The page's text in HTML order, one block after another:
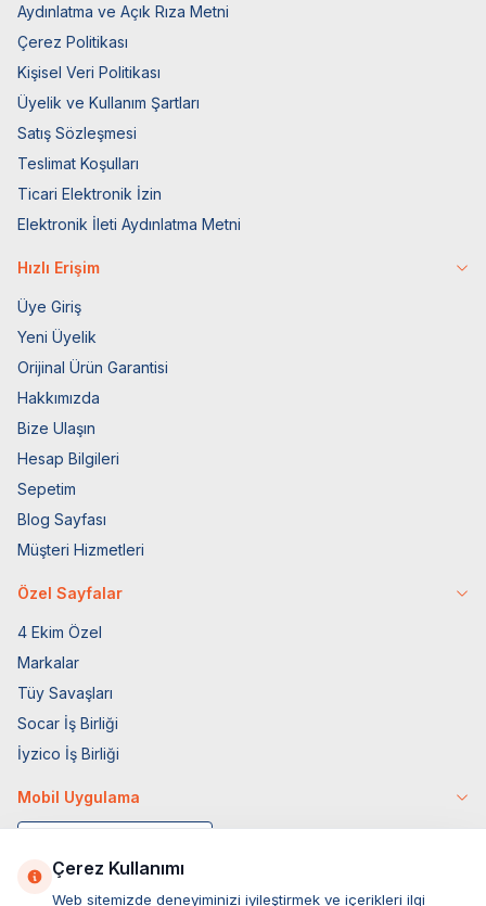
Aydınlatma ve Açık Rıza Metni
Çerez Politikası
Kişisel Veri Politikası
Üyelik ve Kullanım Şartları
Satış Sözleşmesi
Teslimat Koşulları
Ticari Elektronik İzin
Elektronik İleti Aydınlatma Metni
Hızlı Erişim
Üye Giriş
Yeni Üyelik
Orijinal Ürün Garantisi
Hakkımızda
Bize Ulaşın
Hesap Bilgileri
Sepetim
Blog Sayfası
Müşteri Hizmetleri
Özel Sayfalar
4 Ekim Özel
Markalar
Tüy Savaşları
Socar İş Birliği
İyzico İş Birliği
Mobil Uygulama
Çerez Kullanımı
Web sitemizde deneyiminizi iyileştirmek ve içerikleri ilgi